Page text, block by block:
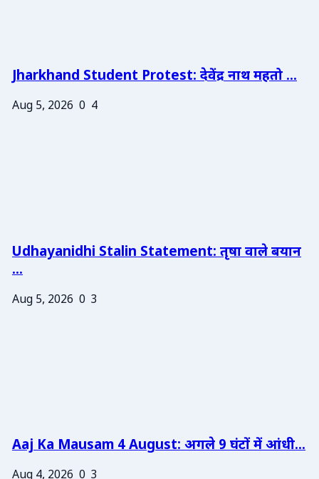
Jharkhand Student Protest: देवेंद्र नाथ महतो ...
Aug 5, 2026 0 4
Udhayanidhi Stalin Statement: तृषा वाले बयान
...
Aug 5, 2026 0 3
Aaj Ka Mausam 4 August: अगले 9 घंटों में आंधी...
Aug 4, 2026 0 3